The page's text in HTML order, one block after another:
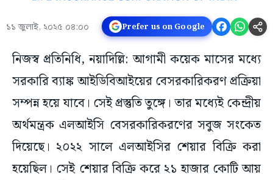
১১ জুলাই, ২০২৫ ০৪:০০ Prefer us on Google
নিজস্ব প্রতিনিধি, নয়াদিল্লি: আগামী কয়েক মাসের মধ্যে
সরকারি ব্যাঙ্ক আইডিবিআইয়ের বেসরকারিকরণ প্রক্রিয়া
সম্পন্ন হয়ে যাবে। সেই প্রস্তুতি তুঙ্গে। তার মধ্যেই কেন্দ্রীয়
অর্থমন্ত্রক এলআইসি বেসরকারিকরণের সবুজ সংকেত
দিয়েছে। ২০২২ সালে এলআইসির শেয়ার বিক্রি করা
হয়েছিল। সেই শেয়ার বিক্রি করে ২১ হাজার কোটি আয়